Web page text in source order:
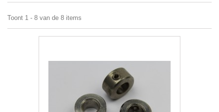
Toont 1 - 8 van de 8 items